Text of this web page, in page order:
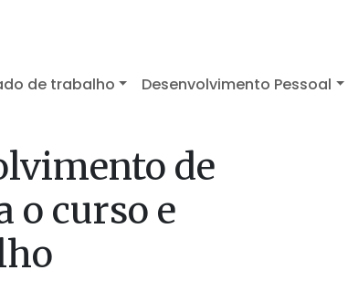
de trabalho Desenvolvimento Pessoal
de
o curso e